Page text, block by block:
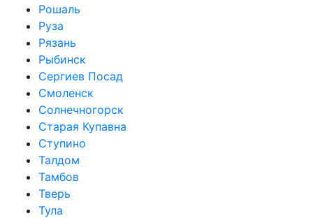
Рошаль
Руза
Рязань
Рыбинск
Сергиев Посад
Смоленск
Солнечногорск
Старая Купавна
Ступино
Талдом
Тамбов
Тверь
Тула